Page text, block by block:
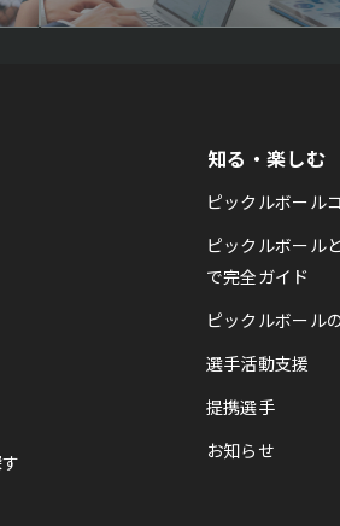
知る・楽しむ
ピックルボール
ピックルボール
で完全ガイド
ピックルボール
選手活動支援
提携選手
お知らせ